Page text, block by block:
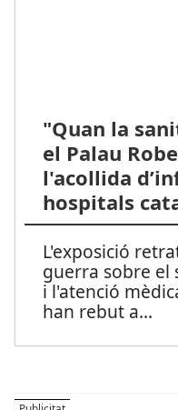
"Quan la
el Palau
l'acollida
hospitals
L'exposició
guerra sobre el
i l'atenció
han rebut a...